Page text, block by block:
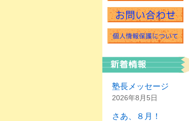
塾長メッセージ
2026年8月5日
さあ、８月！